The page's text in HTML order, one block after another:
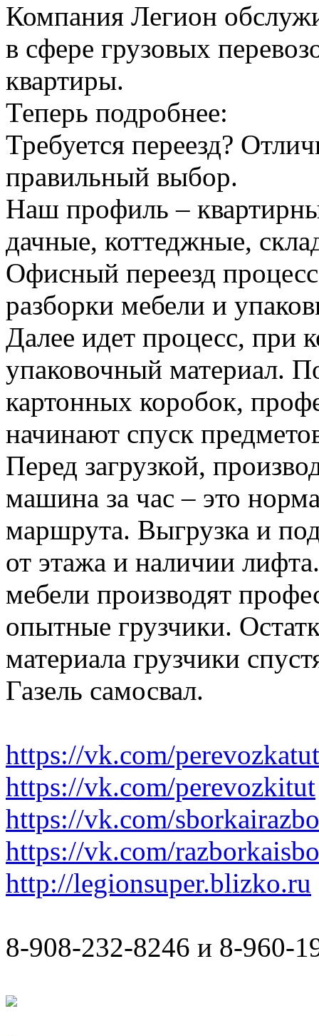
Компания Легион
в сфере грузовых
квартиры.
Теперь подробнее:
Требуется переезд?
правильный выбор.
Наш профиль –
дачные, коттеджные,
Офисный переезд
разборки мебели и
Далее идет процесс, при
упаковочный материал.
картонных коробок,
начинают спуск
Перед загрузкой,
машина за час – это
маршрута. Выгрузка и
от этажа и наличии
мебели производят
опытные грузчики.
материала грузчики
Газель самосвал.
https://vk.com/perevozkatut
https://vk.com/perevozkitut
https://vk.com/
https://vk.com/
http://legionsuper.blizko.ru
8-908-232-8246 и 8-960-